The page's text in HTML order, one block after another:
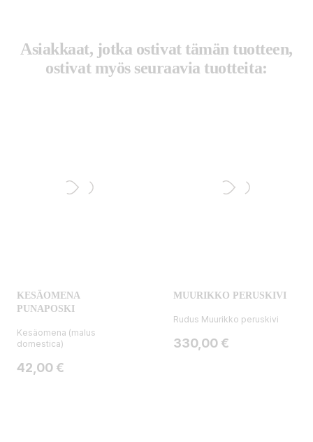
Asiakkaat, jotka ostivat tämän tuotteen,
ostivat myös seuraavia tuotteita:
KESÄOMENA
PUNAPOSKI
Kesäomena (malus
domestica)
Hinta
42,00 €
MUURIKKO PERUSKIVI
Rudus Muurikko peruskivi
Hinta
330,00 €